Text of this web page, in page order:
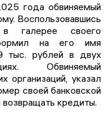
года обвиняемый
Воспользовавшись
галерее своего
на его имя
тыс. рублей в двух
Обвиняемый
организаций, указал
своей банковской
кредиты.